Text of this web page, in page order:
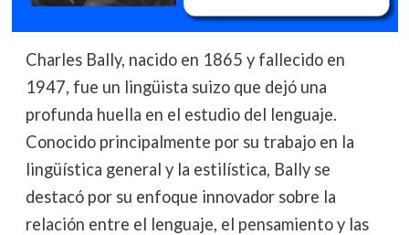
Charles Bally, nacido en 1865 y fallecido en
1947, fue un lingüista suizo que dejó una
profunda huella en el estudio del lenguaje.
Conocido principalmente por su trabajo en la
lingüística general y la estilística, Bally se
destacó por su enfoque innovador sobre la
relación entre el lenguaje, el pensamiento y las